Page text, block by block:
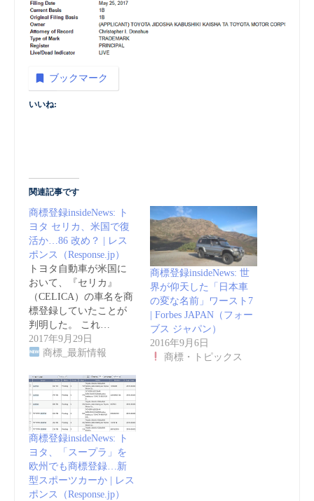
ブックマーク
いいね:
関連記事です
商標登録insideNews: ト
ヨタ セリカ、米国で復
活か…86 改め？ | レス
ポンス（Response.jp）
トヨタ自動車が米国に
おいて、『セリカ』
（CELICA）の車名を商
標登録していたことが
判明した。 これ…
2017年9月29日
商標_最新情報
商標登録insideNews: 世
界が仰天した「日本車
の変な名前」ワースト7
| Forbes JAPAN（フォー
ブス ジャパン）
2016年9月6日
商標・トピックス
商標登録insideNews: ト
ヨタ、「スープラ」を
欧州でも商標登録…新
型スポーツカーか | レス
ポンス（Response.jp）